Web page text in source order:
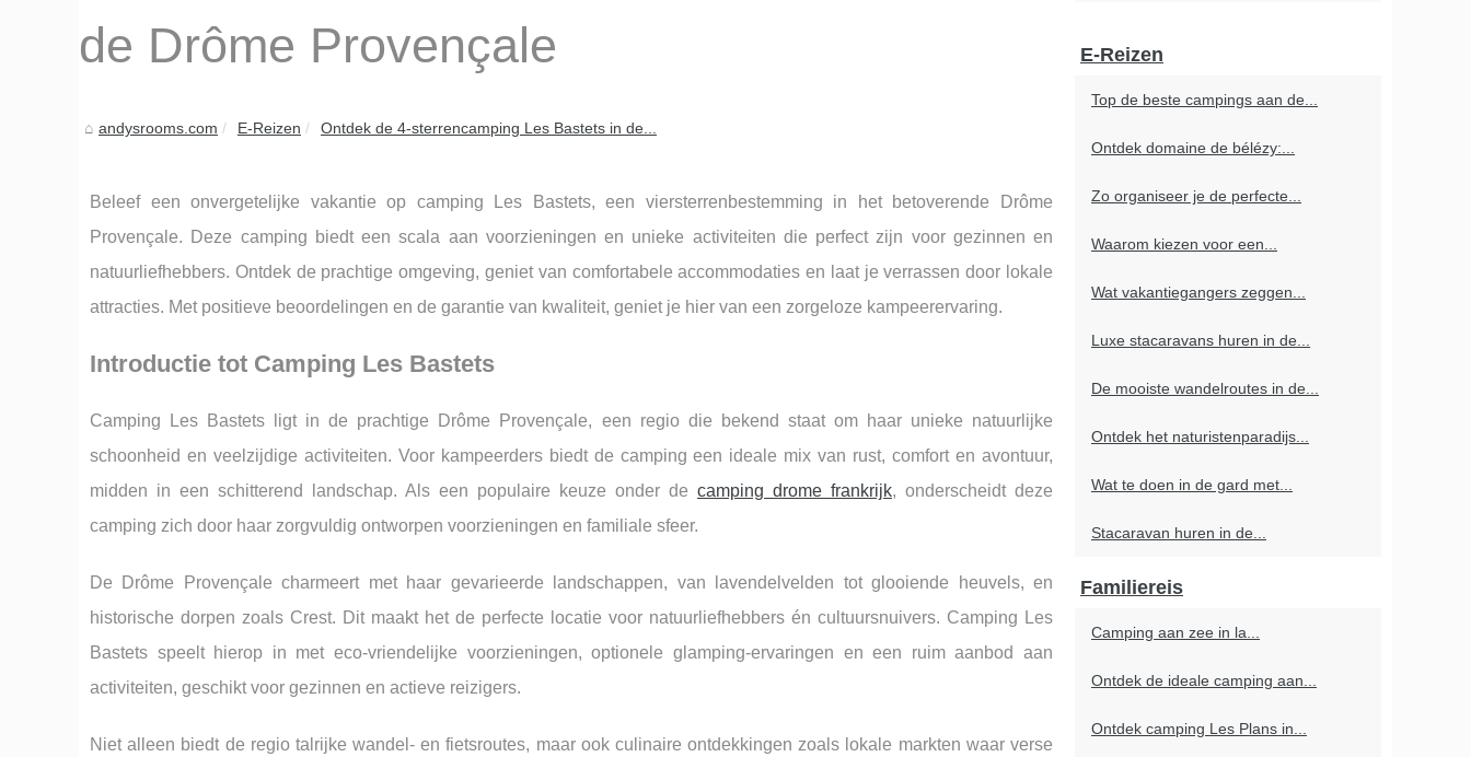
de Drôme Provençale
andysrooms.com E-Reizen Ontdek de 4-sterrencamping Les Bastets in de...
Beleef een onvergetelijke vakantie op camping Les Bastets, een viersterrenbestemming in het betoverende Drôme
Provençale. Deze camping biedt een scala aan voorzieningen en unieke activiteiten die perfect zijn voor gezinnen en
natuurliefhebbers. Ontdek de prachtige omgeving, geniet van comfortabele accommodaties en laat je verrassen door lokale
attracties. Met positieve beoordelingen en de garantie van kwaliteit, geniet je hier van een zorgeloze kampeerervaring.
Introductie tot Camping Les Bastets
Camping Les Bastets ligt in de prachtige Drôme Provençale, een regio die bekend staat om haar unieke natuurlijke
schoonheid en veelzijdige activiteiten. Voor kampeerders biedt de camping een ideale mix van rust, comfort en avontuur,
midden in een schitterend landschap. Als een populaire keuze onder de camping drome frankrijk, onderscheidt deze
camping zich door haar zorgvuldig ontworpen voorzieningen en familiale sfeer.
De Drôme Provençale charmeert met haar gevarieerde landschappen, van lavendelvelden tot glooiende heuvels, en
historische dorpen zoals Crest. Dit maakt het de perfecte locatie voor natuurliefhebbers én cultuursnuivers. Camping Les
Bastets speelt hierop in met eco-vriendelijke voorzieningen, optionele glamping-ervaringen en een ruim aanbod aan
activiteiten, geschikt voor gezinnen en actieve reizigers.
Niet alleen biedt de regio talrijke wandel- en fietsroutes, maar ook culinaire ontdekkingen zoals lokale markten waar verse
E-Reizen
Top de beste campings aan de...
Ontdek domaine de bélézy:...
Zo organiseer je de perfecte...
Waarom kiezen voor een...
Wat vakantiegangers zeggen...
Luxe stacaravans huren in de...
De mooiste wandelroutes in de...
Ontdek het naturistenparadijs...
Wat te doen in de gard met...
Stacaravan huren in de...
Familiereis
Camping aan zee in la...
Ontdek de ideale camping aan...
Ontdek camping Les Plans in...